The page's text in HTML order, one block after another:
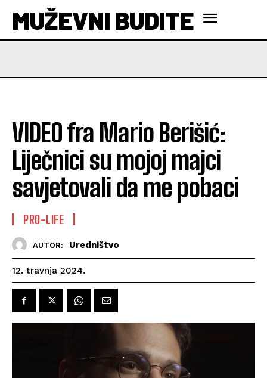
MUŽEVNI BUDITE
VIDEO fra Mario Berišić:
Liječnici su mojoj majci
savjetovali da me pobaci
PRO-LIFE
AUTOR: Uredništvo
12. travnja 2024.